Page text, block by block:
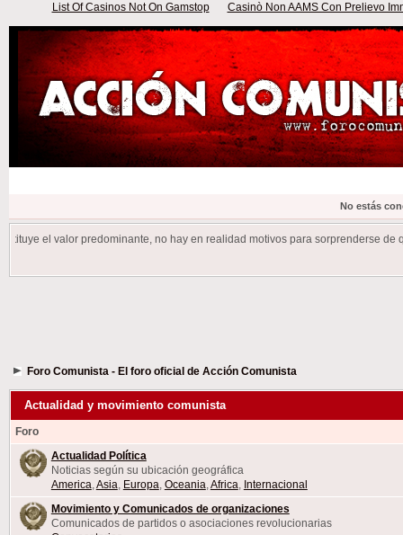
List Of Casinos Not On Gamstop Casinò Non AAMS Con Prelievo
No estás
no hay en realidad motivos para sorprenderse de que las
Foro Comunista - El foro oficial de Acción Comunista
Actualidad y movimiento comunista
Foro
Actualidad Política
Noticias según su ubicación geográfica
America Asia Europa Oceania Africa Internacional
Movimiento y Comunicados de organizaciones
Comunicados de partidos o asociaciones revolucionarias